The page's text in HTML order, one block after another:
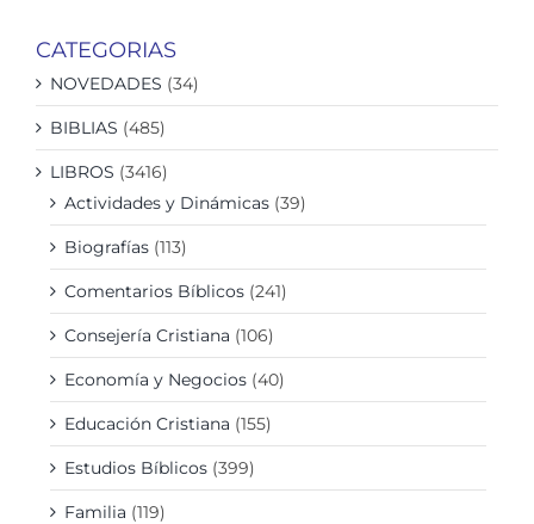
CATEGORIAS
NOVEDADES (34)
BIBLIAS (485)
LIBROS (3416)
Actividades y Dinámicas (39)
Biografías (113)
Comentarios Bíblicos (241)
Consejería Cristiana (106)
Economía y Negocios (40)
Educación Cristiana (155)
Estudios Bíblicos (399)
Familia (119)